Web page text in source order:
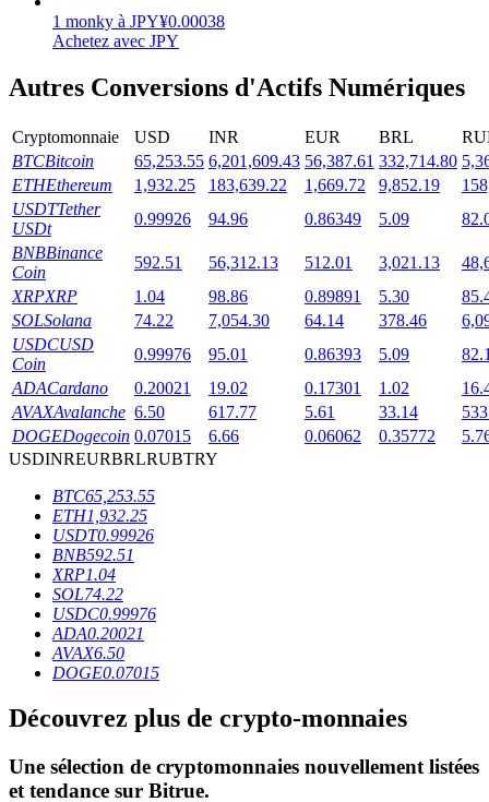
Launchpool
Blocages BTR
Des investissements exclusifs pour les détenteurs de BTR
Prêts
Service d'emprunt adossé à des cryptomonnaies
1 monky à JPY¥0.00038
Achetez avec JPY
Autres Conversions d'Actifs Numériques
Cryptomonnaie USD INR EUR BRL
BTCBitcoin 65,253.55 6,201,609.43 56,387.61 332,714.80
ETHEthereum 1,932.25 183,639.22 1,669.72 9,852.19
USDTTether
USDt
0.99926 94.96 0.86349 5.09
BNBBinance
Coin
592.51 56,312.13 512.01 3,021.13
XRPXRP 1.04 98.86 0.89891 5.30
SOLSolana 74.22 7,054.30 64.14 378.46
USDCUSD
Coin
0.99976 95.01 0.86393 5.09
ADACardano 0.20021 19.02 0.17301 1.02
AVAXAvalanche 6.50 617.77 5.61 33.14
DOGEDogecoin 0.07015 6.66 0.06062 0.35772
USDINREURBRLRUBTRY
BTC65,253.55
ETH1,932.25
USDT0.99926
BNB592.51
XRP1.04
SOL74.22
USDC0.99976
ADA0.20021
AVAX6.50
DOGE0.07015
Découvrez plus de crypto-monnaies
Une sélection de cryptomonnaies nouvellement listées
et tendance sur Bitrue.